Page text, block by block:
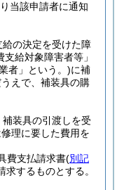
当該申請者に通知
の決定を受けた障
給対象障害者等」
者」という。)に補
えで、補装具の購
装具の引渡しを受
理に要した費用を
費支払請求書(別記
するものとする。